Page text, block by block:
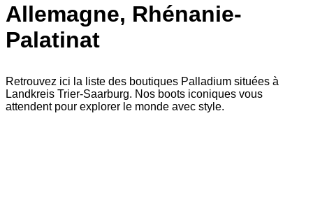
Allemagne, Rhénanie-
Palatinat
Retrouvez ici la liste des boutiques Palladium situées à
Landkreis Trier-Saarburg. Nos boots iconiques vous
attendent pour explorer le monde avec style.